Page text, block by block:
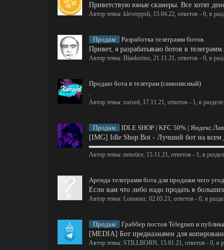
Приветствую юные скамеры. Все хотят
Автор темы: kleverppsh, 15.04.22, ответов - 0, в
Продам
Разработка телеграмм ботов.
Привет, я разрабатываю ботов в
Автор темы: Blankerino, 21.11.21, ответов - 0, в
Продаю бота в телеграм (самописный)
.
Автор темы: xursed, 17.11.21, ответов - 1, в разделе:
Продам
IDLE SHOP | KFC 50% |
[IMG] Idle Shop Bot - Лучший бот
▬▬▬▬▬▬▬▬▬▬▬▬▬▬▬▬▬▬▬▬▬
Автор темы: nenotice, 15.11.21, ответов - 1, в
Аренда телеграмм бота для продажи чего
Если вам что либо надо продать в
Автор темы: Lomaster, 02.05.21, ответов - 0, в
Продам
Граббер постов Telegram и
[MEDIA] Бот предназначен для
Автор темы: STILLBORN, 15.01.21, ответов - 0, в